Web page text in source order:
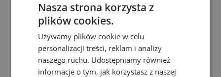
Nasza strona korzysta z
plików cookies.
Używamy plików cookie w celu
personalizacji treści, reklam i analizy
naszego ruchu. Udostępniamy również
informacje o tym, jak korzystasz z naszej